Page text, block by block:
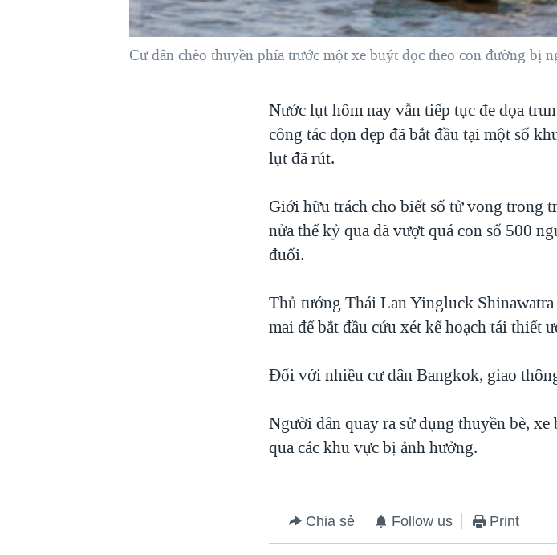
Cư dân chèo thuyền phía trước một xe buýt dọc theo con đường bị
Nước lụt hôm nay vẫn tiếp tục đe dọa
công tác dọn dẹp đã bắt đầu tại một số
lụt đã rút.
Giới hữu trách cho biết số tử vong trong
nửa thế kỷ qua đã vượt quá con số 500
đuối.
Thủ tướng Thái Lan Yingluck
mai để bắt đầu cứu xét kế hoạch tái thiết
Đối với nhiều cư dân Bangkok, giao
Người dân quay ra sử dụng thuyền bè,
qua các khu vực bị ảnh hưởng.
Chia sẻ Follow us Print